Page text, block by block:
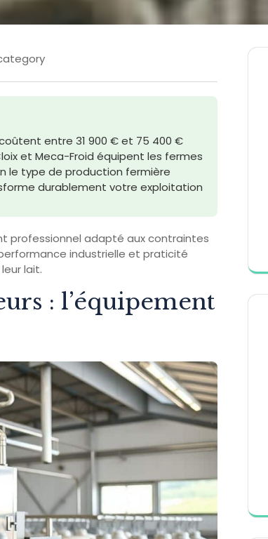
entre 31 900 € et 75 400 €
et Meca-Froid équipent les fermes
le type de production fermière
durablement votre exploitation
professionnel adapté aux contraintes
industrielle et praticité
lait.
: l’équipement